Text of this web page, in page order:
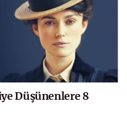
Düşünenlere 8